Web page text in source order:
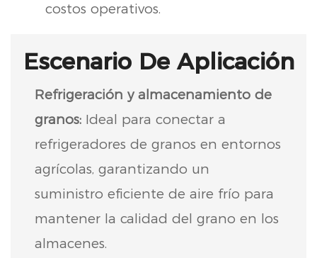
costos operativos.
Escenario De Aplicación
Refrigeración y almacenamiento de
granos: Ideal para conectar a
refrigeradores de granos en entornos
agrícolas, garantizando un
suministro eficiente de aire frío para
mantener la calidad del grano en los
almacenes.